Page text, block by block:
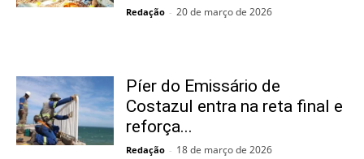
Redação - 20 de março de 2026
Píer do Emissário de
Costazul entra na reta final e
reforça...
Redação - 18 de março de 2026